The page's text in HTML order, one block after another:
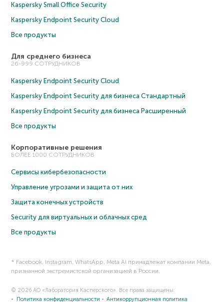
Kaspersky Small Office Security
Kaspersky Endpoint Security Cloud
Все продукты
Для среднего бизнеса
26-999 СОТРУДНИКОВ
Kaspersky Endpoint Security Cloud
Kaspersky Endpoint Security для бизнеса Cтандартный
Kaspersky Endpoint Security для бизнеса Расширенный
Все продукты
Корпоративные решения
БОЛЕЕ 1000 СОТРУДНИКОВ
Сервисы кибербезопасности
Управление угрозами и защита от них
Защита конечных устройств
Security для виртуальных и облачных сред
Все продукты
* Facebook, Instagram, WhatsApp, Meta AI принадлежат компании Meta,
признанной экстремистской организацией в России.
© 2026 АО «Лаборатория Касперского». Все права защищены.
Политика конфиденциальности
Антикоррупционная политика